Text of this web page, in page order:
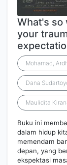
What's so
your
Mohamad,
Dana
Maulidita
Buku ini
dalam hidup
memendam
depan, yang
ekspektasi